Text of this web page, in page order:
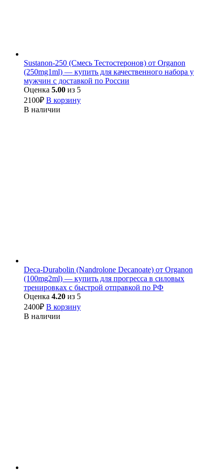
Sustanon-250 (Смесь Тестостеронов) от Organon
(250mg1ml) — купить для качественного набора у
мужчин с доставкой по России
Оценка 5.00 из 5
2100₽ В корзину
В наличии
Deca-Durabolin (Nandrolone Decanoate) от Organon
(100mg2ml) — купить для прогресса в силовых
тренировках с быстрой отправкой по РФ
Оценка 4.20 из 5
2400₽ В корзину
В наличии